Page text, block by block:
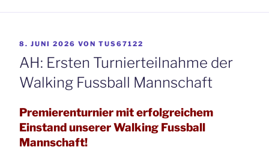
VERÖFFENTLICHT
AM
8. JUNI 2026 VON TUS67122
AH: Ersten Turnierteilnahme der
Walking Fussball Mannschaft
Premierenturnier mit erfolgreichem
Einstand unserer Walking Fussball
Mannschaft!